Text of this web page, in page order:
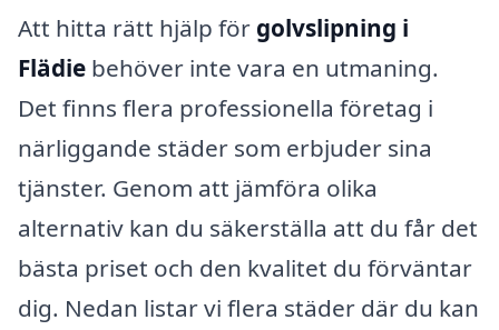
Att hitta rätt hjälp för golvslipning i
Flädie behöver inte vara en utmaning.
Det finns flera professionella företag i
närliggande städer som erbjuder sina
tjänster. Genom att jämföra olika
alternativ kan du säkerställa att du får det
bästa priset och den kvalitet du förväntar
dig. Nedan listar vi flera städer där du kan